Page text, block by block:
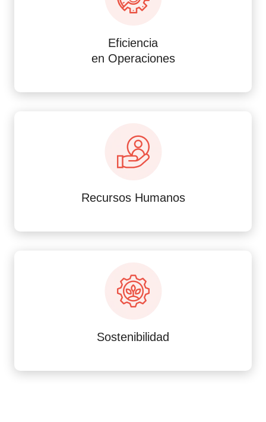
Eficiencia
en Operaciones
Recursos Humanos
Sostenibilidad